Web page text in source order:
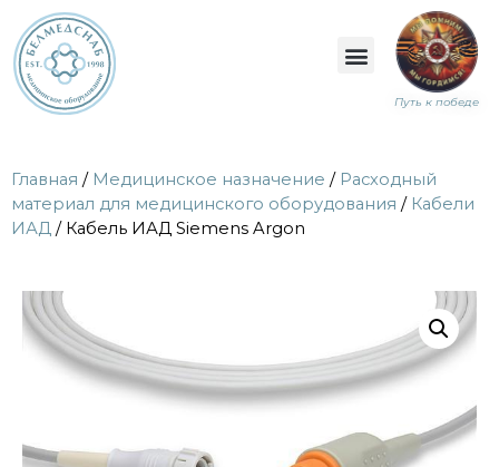
Путь к победе
Главная / Медицинское назначение / Расходный
материал для медицинского оборудования / Кабели
ИАД / Кабель ИАД Siemens Argon